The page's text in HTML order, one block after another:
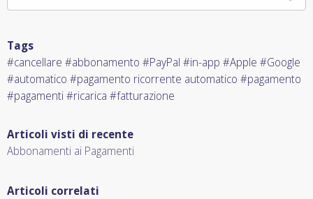
Tags
#cancellare #abbonamento #PayPal #in-app #Apple #Google
#automatico #pagamento ricorrente automatico #pagamento
#pagamenti #ricarica #fatturazione
Articoli visti di recente
Abbonamenti ai Pagamenti
Articoli correlati